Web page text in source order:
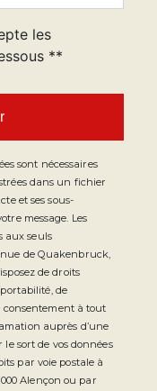
les
**
sont nécessaires
dans un fichier
et ses sous-
message. Les
aux seuls
de Quakenbruck,
de droits
de
consentement à tout
auprès d’une
sort de vos données
par voie postale à
Alençon ou par